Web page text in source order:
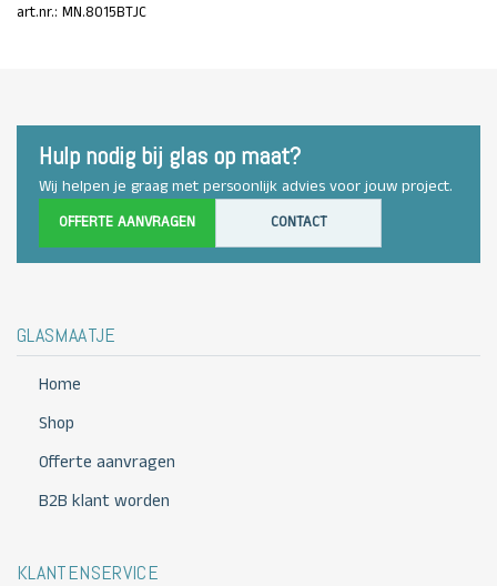
art.nr.: MN.8015BTJC
Hulp nodig bij glas op maat?
Wij helpen je graag met persoonlijk advies voor jouw project.
OFFERTE AANVRAGEN CONTACT
GLASMAATJE
Home
Shop
Offerte aanvragen
B2B klant worden
KLANTENSERVICE